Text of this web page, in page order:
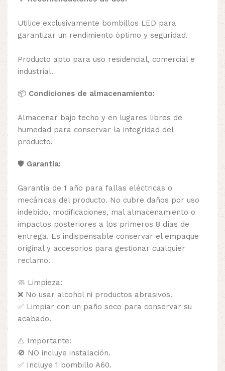
Utilice exclusivamente bombillos LED para
garantizar un rendimiento óptimo y seguridad.
Producto apto para uso residencial, comercial e
industrial.
📦 Condiciones de almacenamiento:
Almacenar bajo techo y en lugares libres de
humedad para conservar la integridad del
producto.
🛡️ Garantía:
Garantía de 1 año para fallas eléctricas o
mecánicas del producto. No cubre daños por uso
indebido, modificaciones, mal almacenamiento o
impactos posteriores a los primeros 8 días de
entrega. Es indispensable conservar el empaque
original y accesorios para gestionar cualquier
reclamo.
🧼 Limpieza:
❌ No usar alcohol ni productos abrasivos.
✅ Limpiar con un paño seco para conservar su
acabado.
⚠️ Importante:
🚫 NO incluye instalación.
✅ Incluye 1 bombillo A60.